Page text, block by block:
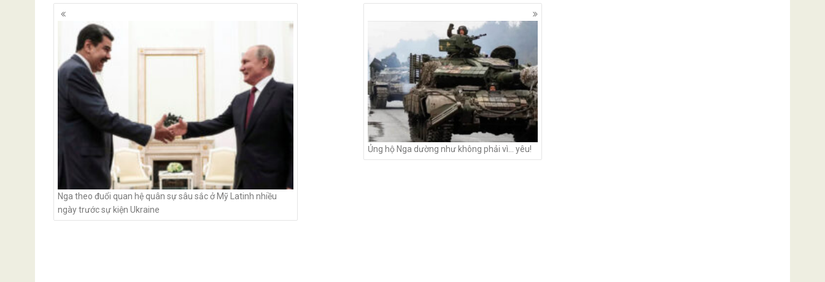
Posts
navigation
Nga theo đuổi quan hệ quân sự sâu sắc ở Mỹ Latinh nhiều
ngày trước sự kiện Ukraine
Ủng hộ Nga dường như không phải vì… yêu!